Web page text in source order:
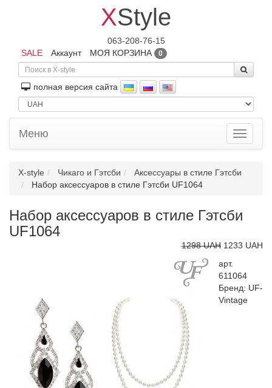
XStyle
063-208-76-15
SALE
Аккаунт МОЯ КОРЗИНА 0
полная версия сайта
Toggle
Меню
X-style Чикаго и Гэтсби
Аксессуары в стиле Гэтсби
Набор аксессуаров в стиле Гэтсби UF1064
Набор аксессуаров в стиле Гэтсби
UF1064
1298 UAH 1233 UAH
арт.
611064
Бренд: UF-
Vintage